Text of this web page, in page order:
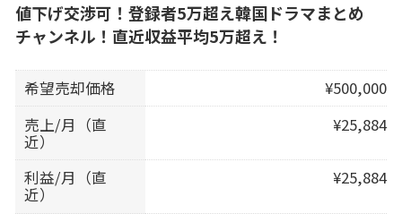
値下げ交渉可！登録者5万超え韓国ドラマまとめ
チャンネル！直近収益平均5万超え！
希望売却価格
¥500,000
売上/月（直
近）
¥25,884
利益/月（直
近）
¥25,884